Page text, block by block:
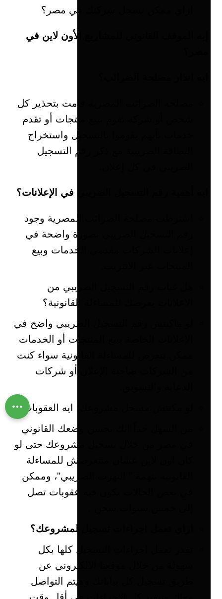
ازاي ممكن تسجل شركتك في مصر؟
إيه الموقف القانوني للمشاريع الأون لاين في
مصلحة الضرائب المصرية قامت بتحذير كل
شخص أو شركة تقوم ببيع منتجات أو تقدم
خدمات بأنهم يقوموا بالتسجيل واستخراج
البطاقة الضريبية مع ذكر رقم التسجيل
ايه أهمية رقم التسجيل الضريبي في الإعلانات؟
اشترطت مصلحة الضرائب المصرية وجود
رقم التسجيل الضريبي بصورة واضحة في
إعلانات الشركات مقدمي الخدمات وبيع
هل غياب رقم التسجيل الضريبي من
الاعلانات يعرضك للمساءلة القانونية؟
لو ماكنتش رقم التسجيل الضريبي واضح في
الإعلانات الخاصة ببيع المنتجات أو الخدمات
ممكن تتعرض للمساءلة القانونية سواء كنت
من الشركات صاحبة الإعلان أو شركات
لو مكنتش مسجل مشروعك؛ ايه العقوبات؟
من السهل جداً انك تحسن وضعك القانوني
في مصر من خلال تسجيل مشروعك حتى لو
كان اون لاين عشان متتعرضش للمساءلة
القانونية بتهمة " التهرب الضريبي"، وممكن
في بعض الحالات يكون فيه عقوبات تصل
ازاي تعمل اجراءات تسجيل لمشروعك؟
تقدر تعمل اجراءات التسجيل كلها بكل
سهولة من خلال موقعنا الالكتروني عن
طريق تسجيل كل بياناتك وهيتم التواصل